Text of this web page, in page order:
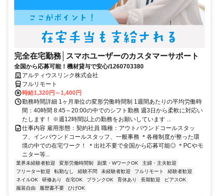
完全在宅勤務│スマホユーザーのカスタマーサポート
全国から応募可能！機材貸与で安心/1260703380
アルティウスリンク株式会社
フルリモート
時給1,320円～1,400円
勤務時間詳細 1ヶ月単位の変形労働時間制 1週間あたりの平均労働時
間：40時間 8:45～20:00の中でのシフト勤務 週3日から柔軟に対応い
たします！ ※週12時間以上の勤務をお願いしています ...
仕事内容 雇用形態：契約社員 職種：アウトバウンドコールスタッ
フ、インバウンドコールスタッフ、一般事務 ＊各種制度が整った環
境の中での在宅ワーク！ ＊出社不要で全国から応募可能◎ ＊PCやモ
ニター等...
業界未経験者歓迎 変形労働時間制 副業・WワークOK
主婦・主夫歓迎
フリーター歓迎
転勤なし 経験不問 未経験者歓迎 フルリモート
経験者歓迎
ネイルOK
研修あり 在宅OK ブランクOK 育休あり 長期歓迎
ピアスOK
服装自由
履歴書不要 ひげOK